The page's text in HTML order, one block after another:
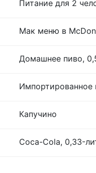
Питание для 2
Мак меню в
Домашнее пиво,
Импортированное
Капучино
Coca-Cola, 0,33-